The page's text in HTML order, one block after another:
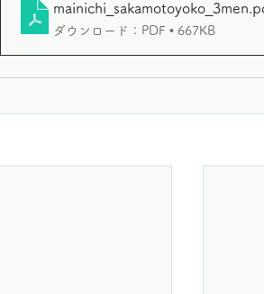
mainichi_sakamotoyoko_3men
ダウンロード：PDF • 667KB